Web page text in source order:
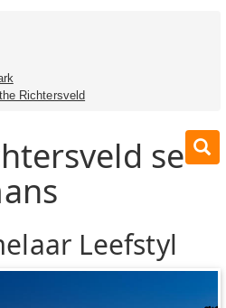
Richtersveld
se
Leefstyl